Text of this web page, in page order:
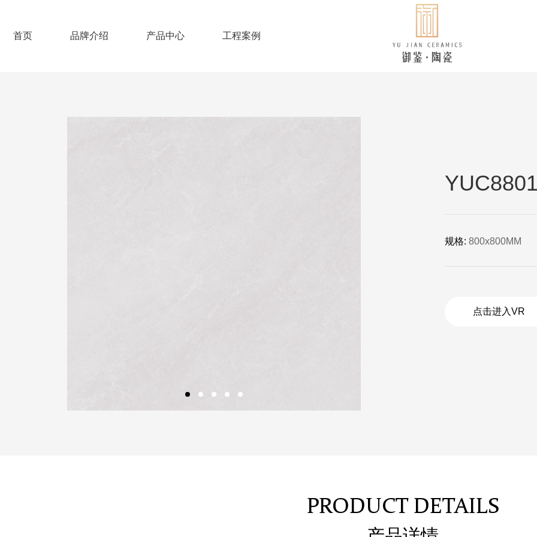
首页 品牌介绍 产品中心 工程案例
规格: 800x800MM
点击进入VR
PRODUCT DETAILS